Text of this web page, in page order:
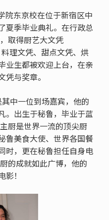
院东京校在位于新宿区中
夏季毕业典礼。在行政总
取得厨艺大文凭
理文凭、甜点文凭、烘
业生都被欢迎上台，在亲
与奖章。
中一位到场嘉宾，他的
。出生于秘鲁，毕业于蓝
厨是世界一流的顶尖厨
鲁美食大使、世界各国餐
时，更在秘鲁担任自身电
的成就如此广博，他的
！